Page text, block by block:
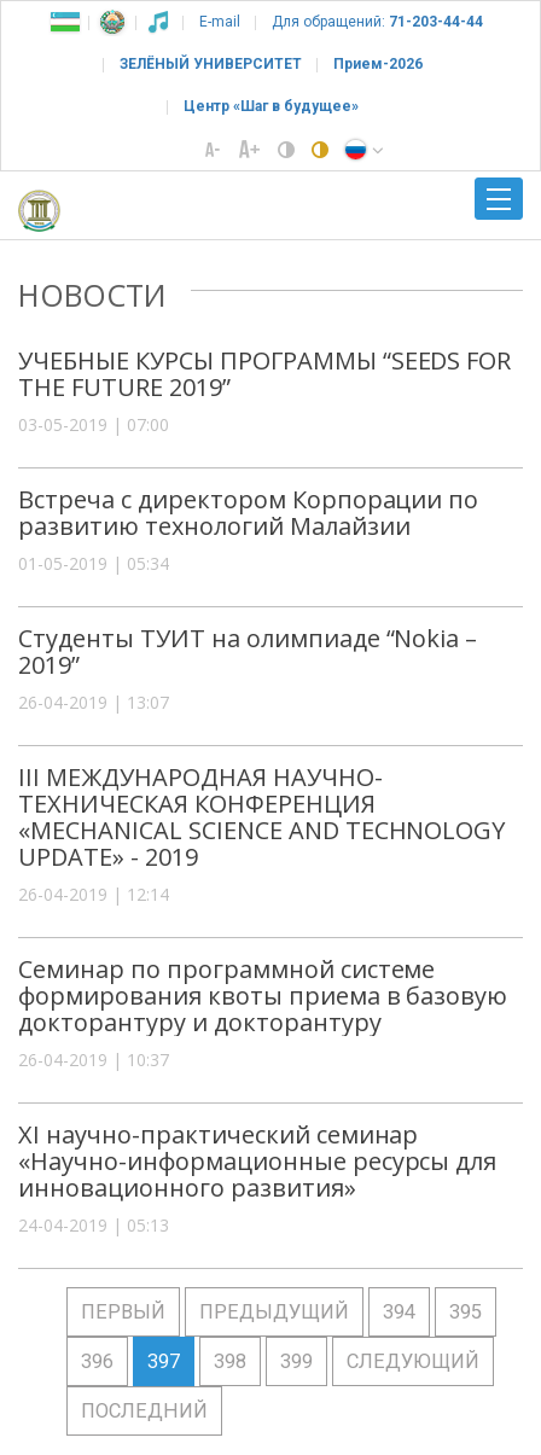
E-mail Для обращений: 71-203-44-44
ЗЕЛЁНЫЙ УНИВЕРСИТЕТ Прием-2026
Центр «Шаг в будущее»
НОВОСТИ
УЧЕБНЫЕ КУРСЫ ПРОГРАММЫ “SEEDS FOR
THE FUTURE 2019”
03-05-2019 | 07:00
Встреча с директором Корпорации по
развитию технологий Малайзии
01-05-2019 | 05:34
Студенты ТУИТ на олимпиаде “Nokia –
2019”
26-04-2019 | 13:07
III МЕЖДУНАРОДНАЯ НАУЧНО-
ТЕХНИЧЕСКАЯ КОНФЕРЕНЦИЯ
«MECHANICAL SCIENCE AND TECHNOLOGY
UPDATE» - 2019
26-04-2019 | 12:14
Семинар по программной системе
формирования квоты приема в базовую
докторантуру и докторантуру
26-04-2019 | 10:37
XI научно-практический семинар
«Научно-информационные ресурсы для
инновационного развития»
24-04-2019 | 05:13
ПЕРВЫЙ ПРЕДЫДУЩИЙ 394 395
396 397 398 399 СЛЕДУЮЩИЙ
ПОСЛЕДНИЙ